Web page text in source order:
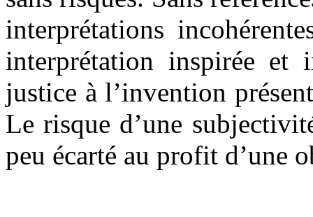
interprétations
interprétation inspirée et
justice à l’invention
Le risque d’une
peu écarté au profit d’une